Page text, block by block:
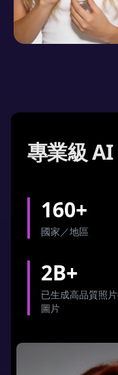
使用 AI 換臉創建引
覺原生於社交動態
Upgrade profile
professional
communities, or
result through AI
Generate
Explore creative
themed photos, or
complex editing,
AI face swap online
Start Creative
專業級
160+
國家／地區
2B+
已生成高品質照
圖片